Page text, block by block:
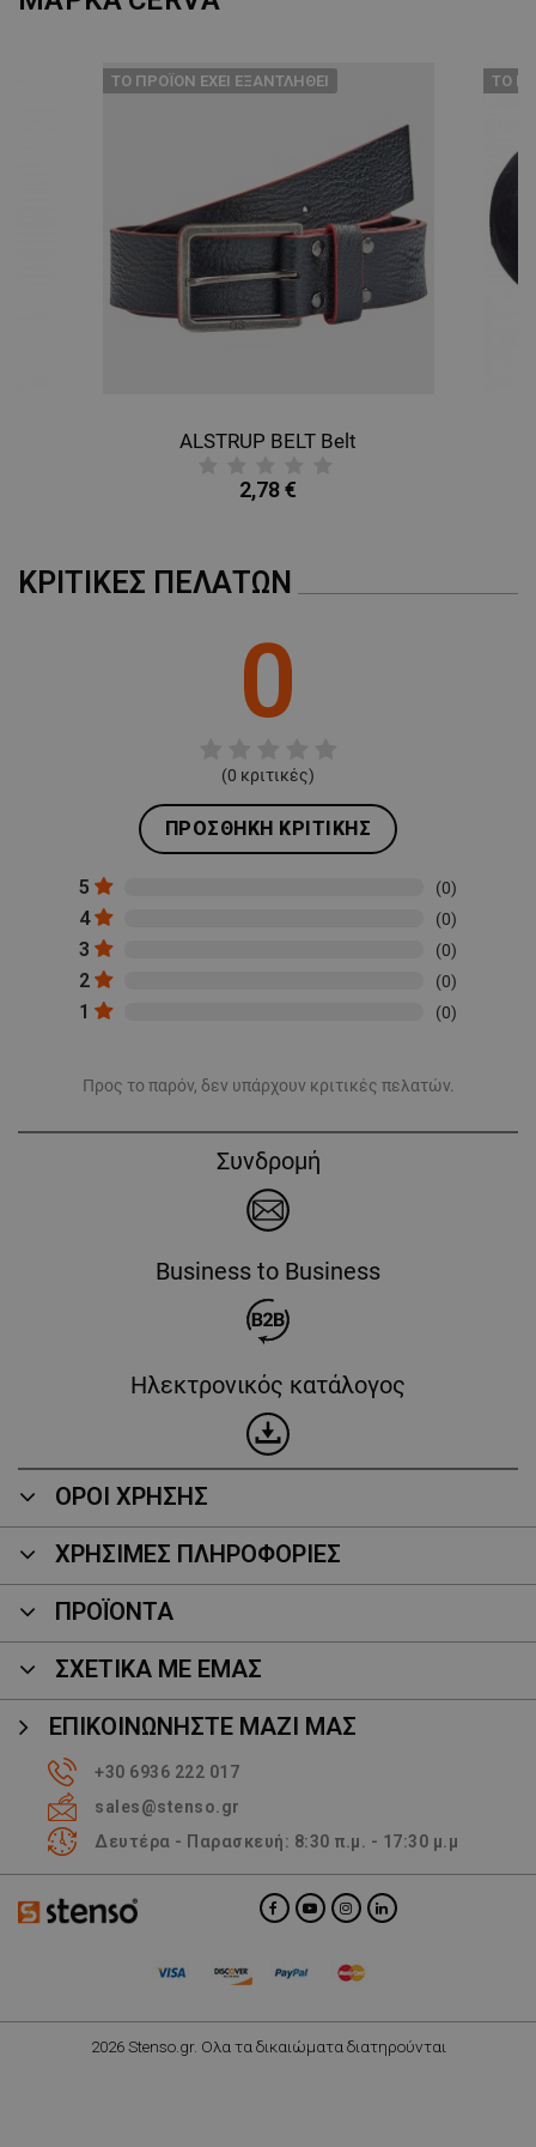
ТΟ ΠΡΟΪΌΝ ΈΧΕΙ ΕΞΑΝΤΛΗΘΕΊ
ALSTRUP BELT Belt
2,78 €
ТΟ
ΚΡΙΤΙΚΈΣ ΠΕΛΑΤΏΝ
0
(0 κριτικές)
ΠΡΟΣΘΉΚΗ ΚΡΙΤΙΚΉΣ
5 (0)
4 (0)
3 (0)
2 (0)
1 (0)
Προς το παρόν, δεν υπάρχουν κριτικές πελατών.
Συνδρομή
Business to Business
Ηλεκτρονικός κατάλογος
ΟΡΟΙ ΧΡΗΣΗΣ
ΧΡΗΣΙΜΕΣ ΠΛΗΡΟΦΟΡΙΕΣ
ΠΡΟΪΌΝΤΑ
ΣΧΕΤΙΚΑ ΜΕ ΕΜΑΣ
ΕΠΙΚΟΙΝΩΝΉΣΤΕ ΜΑΖΊ ΜΑΣ
+30 6936 222 017
sales@stenso.gr
Δευτέρα - Παρασκευή: 8:30 π.μ. - 17:30 μ.μ
2026 Stenso.gr. Ολα τα δικαιώματα διατηρούνται